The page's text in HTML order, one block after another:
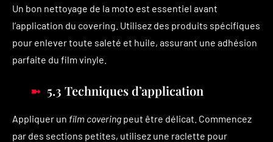
Un bon nettoyage de la moto est essentiel avant
l’application du covering. Utilisez des produits spécifiques
pour enlever toute saleté et huile, assurant une adhésion
parfaite du film vinyle.
5.3 Techniques d’application
Appliquer un film covering peut être délicat. Commencez
par des sections petites, utilisez une raclette pour